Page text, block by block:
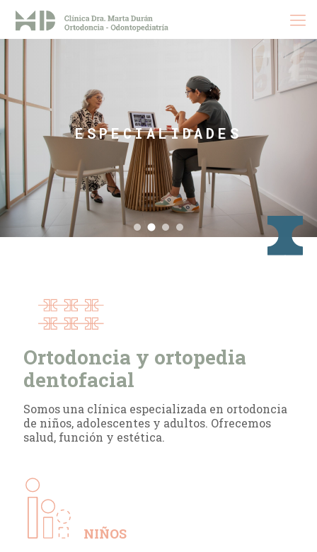
ESPECIALIDADES
Ortodoncia y ortopedia
dentofacial
Somos una clínica especializada en ortodoncia
de niños, adolescentes y adultos. Ofrecemos
salud, función y estética.
NIÑOS